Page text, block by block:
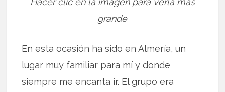
Hacer clic en la imagen para verla más
grande
En esta ocasión ha sido en Almería, un
lugar muy familiar para mí y donde
siempre me encanta ir. El grupo era